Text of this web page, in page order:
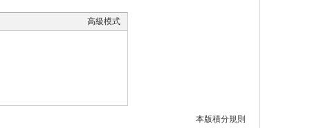
高級模式
本版積分規則